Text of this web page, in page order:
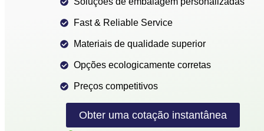
Fast & Reliable Service
Materiais de qualidade superior
Opções ecologicamente corretas
Preços competitivos
Obter uma cotação instantânea